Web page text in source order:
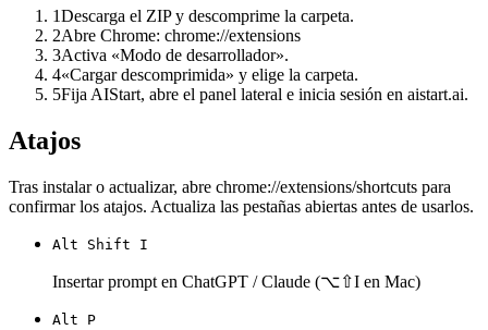
1Descarga el ZIP y descomprime la carpeta.
2Abre Chrome: chrome://extensions
3Activa «Modo de desarrollador».
4«Cargar descomprimida» y elige la carpeta.
5Fija AIStart, abre el panel lateral e inicia sesión en aistart.ai.
Atajos
Tras instalar o actualizar, abre chrome://extensions/shortcuts para
confirmar los atajos. Actualiza las pestañas abiertas antes de usarlos.
Alt Shift I
Insertar prompt en ChatGPT / Claude (⌥⇧I en Mac)
Alt P